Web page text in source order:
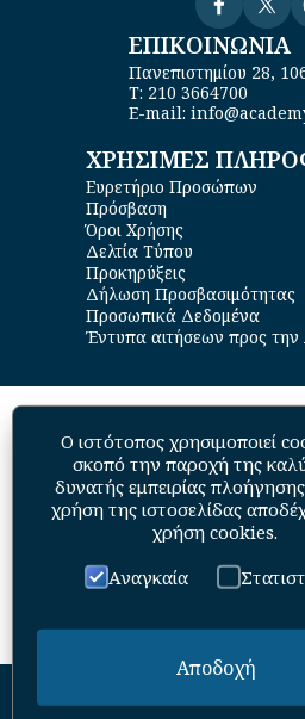
Visit
ΕΠΙΚΟΙΝΩΝΙΑ
Πανεπιστημίου 28,
Τ: 210 3664700
E-mail:
ΧΡΗΣΙΜΕΣ
Ευρετήριο Προσώπων
Πρόσβαση
Όροι Χρήσης
Δελτία Τύπου
Προκηρύξεις
Δήλωση Προσβασιμότητας
Προσωπικά Δεδομένα
Έντυπα αιτήσεων προς
Academy of Athens.
Ο ιστότοπος χρησιμοποιεί
σκοπό την παροχή της
δυνατής εμπειρίας
χρήση της ιστοσελίδας
χρήση cookies.
Αναγκαία
Αποδοχή